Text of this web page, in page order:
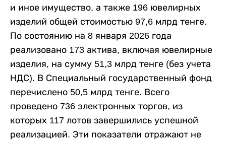
и иное имущество, а также 196 ювелирных
изделий общей стоимостью 97,6 млрд тенге.
По состоянию на 8 января 2026 года
реализовано 173 актива, включая ювелирные
изделия, на сумму 51,3 млрд тенге (без учета
НДС). В Специальный государственный фонд
перечислено 50,5 млрд тенге. Всего
проведено 736 электронных торгов, из
которых 117 лотов завершились успешной
реализацией. Эти показатели отражают не